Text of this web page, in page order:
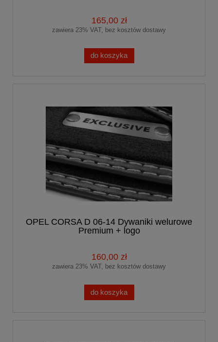
165,00 zł
zawiera 23% VAT, bez kosztów dostawy
do koszyka
OPEL CORSA D 06-14 Dywaniki welurowe
Premium + logo
160,00 zł
zawiera 23% VAT, bez kosztów dostawy
do koszyka